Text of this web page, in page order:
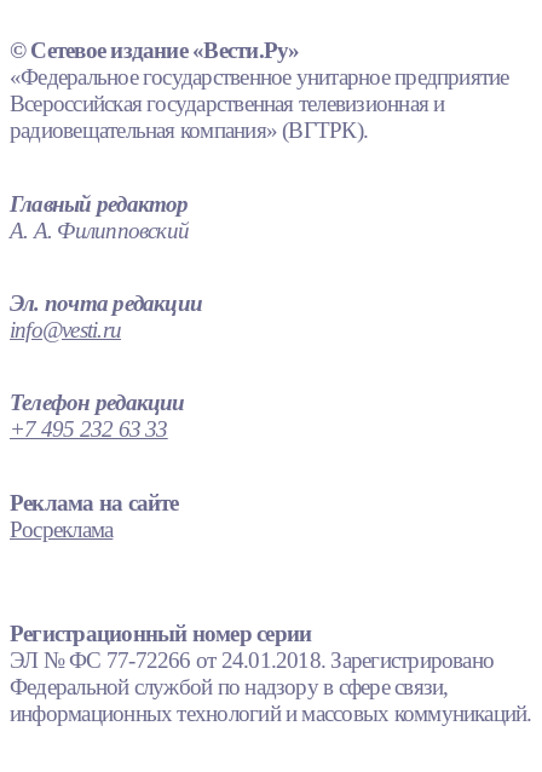
© Сетевое издание «Вести.Ру»
«Федеральное государственное унитарное предприятие
Всероссийская государственная телевизионная и
радиовещательная компания» (ВГТРК).
Главный редактор
А. А. Филипповский
Эл. почта редакции
info@vesti.ru
Телефон редакции
+7 495 232 63 33
Реклама на сайте
Росреклама
Регистрационный номер серии
ЭЛ № ФС 77-72266 от 24.01.2018. Зарегистрировано
Федеральной службой по надзору в сфере связи,
информационных технологий и массовых коммуникаций.